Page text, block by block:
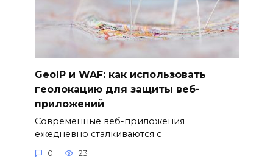
GeoIP и WAF: как использовать
геолокацию для защиты веб-
приложений
Современные веб-приложения
ежедневно сталкиваются с
0 23